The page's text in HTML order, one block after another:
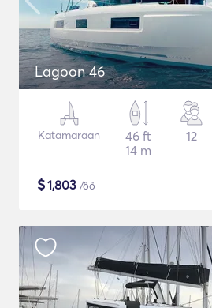
Lagoon 46
Katamaraan
46 ft
14 m
12
$1,803 /öö